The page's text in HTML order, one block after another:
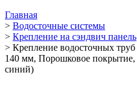
Главная
> Водосточные системы
> Крепление на сэндвич панель
> Крепление водосточных
140 мм, Порошковое
синий)